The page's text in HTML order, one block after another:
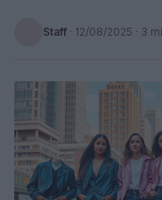
Staff · 12/08/2025 · 3